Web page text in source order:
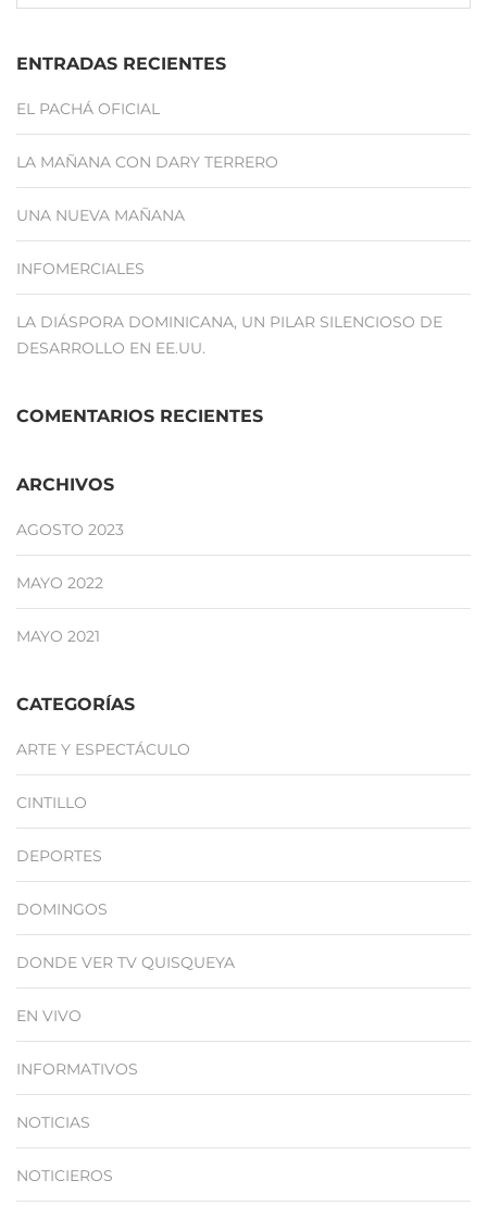
ENTRADAS RECIENTES
EL PACHÁ OFICIAL
LA MAÑANA CON DARY TERRERO
UNA NUEVA MAÑANA
INFOMERCIALES
LA DIÁSPORA DOMINICANA, UN PILAR SILENCIOSO DE
DESARROLLO EN EE.UU.
COMENTARIOS RECIENTES
ARCHIVOS
AGOSTO 2023
MAYO 2022
MAYO 2021
CATEGORÍAS
ARTE Y ESPECTÁCULO
CINTILLO
DEPORTES
DOMINGOS
DONDE VER TV QUISQUEYA
EN VIVO
INFORMATIVOS
NOTICIAS
NOTICIEROS